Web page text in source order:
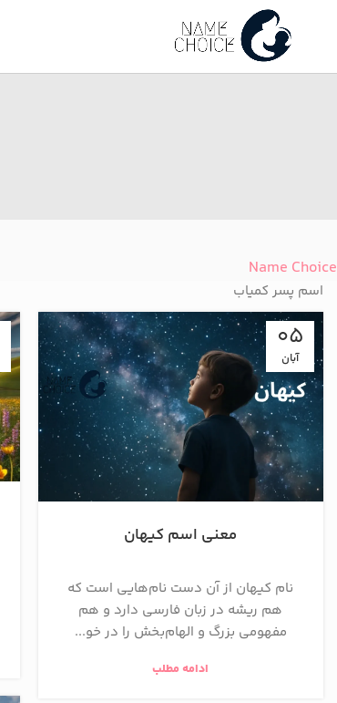
Name Choice
اسم پسر کمیاب
05
آبان
معنی اسم کیهان
نام کیهان از آن دست نام‌هایی است که
هم ریشه در زبان فارسی دارد و هم
مفهومی بزرگ و الهام‌بخش را در خو...
ادامه مطلب